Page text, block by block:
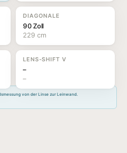
DIAGONALE
90 Zoll
229 cm
LENS-SHIFT V
–
–
von der Linse zur Leinwand.